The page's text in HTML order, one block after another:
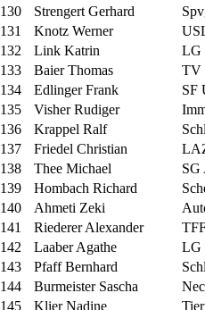
130
Strengert Gerhard
131
Knotz Werner
132
Link Katrin LG
133
Baier Thomas TV
134
Edlinger Frank SF
135
Visher Rudiger
136
Krappel Ralf
137
Friedel Christian
138
Thee Michael SG
139
Hombach Richard
140
Ahmeti Zeki
141
Riederer Alexander
142
Laaber Agathe LG
143
Pfaff Bernhard
144
Burmeister Sascha
145
Klier Nadine